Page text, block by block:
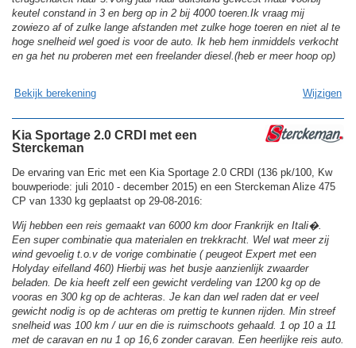
keutel constand in 3 en berg op in 2 bij 4000 toeren.Ik vraag mij
zowiezo af of zulke lange afstanden met zulke hoge toeren en niet al te
hoge snelheid wel goed is voor de auto. Ik heb hem inmiddels verkocht
en ga het nu proberen met een freelander diesel.(heb er meer hoop op)
Bekijk berekening Wijzigen
Kia Sportage 2.0 CRDI met een
Sterckeman
De ervaring van Eric met een Kia Sportage 2.0 CRDI (136 pk/100, Kw
bouwperiode: juli 2010 - december 2015) en een Sterckeman Alize 475
CP van 1330 kg geplaatst op 29-08-2016:
Wij hebben een reis gemaakt van 6000 km door Frankrijk en Itali�.
Een super combinatie qua materialen en trekkracht. Wel wat meer zij
wind gevoelig t.o.v de vorige combinatie ( peugeot Expert met een
Holyday eifelland 460) Hierbij was het busje aanzienlijk zwaarder
beladen. De kia heeft zelf een gewicht verdeling van 1200 kg op de
vooras en 300 kg op de achteras. Je kan dan wel raden dat er veel
gewicht nodig is op de achteras om prettig te kunnen rijden. Min streef
snelheid was 100 km / uur en die is ruimschoots gehaald. 1 op 10 a 11
met de caravan en nu 1 op 16,6 zonder caravan. Een heerlijke reis auto.